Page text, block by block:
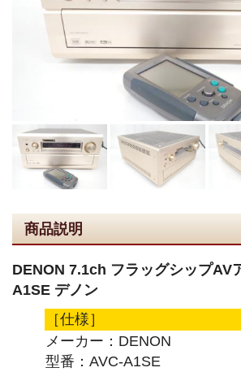
商品説明
DENON 7.1ch フラッグシップAV
A1SE デノン
［仕様］
メーカー：DENON
型番：AVC-A1SE